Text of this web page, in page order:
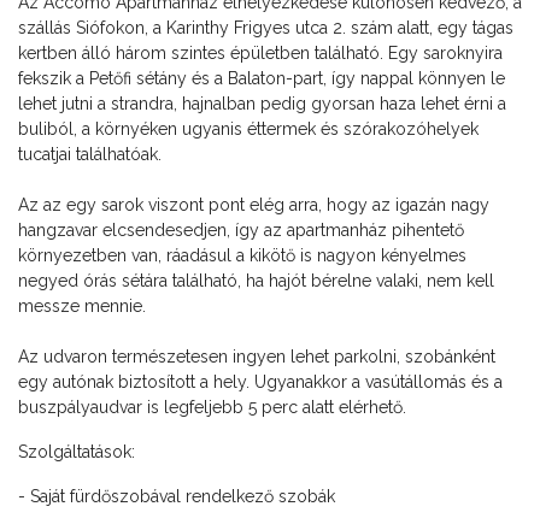
szállás Siófokon, a Karinthy Frigyes utca 2. szám alatt, egy tágas
kertben álló három szintes épületben található. Egy saroknyira
fekszik a Petőfi sétány és a Balaton-part, így nappal könnyen le
lehet jutni a strandra, hajnalban pedig gyorsan haza lehet érni a
buliból, a környéken ugyanis éttermek és szórakozóhelyek
tucatjai találhatóak.
Az az egy sarok viszont pont elég arra, hogy az igazán nagy
hangzavar elcsendesedjen, így az apartmanház pihentető
környezetben van, ráadásul a kikötő is nagyon kényelmes
negyed órás sétára található, ha hajót bérelne valaki, nem kell
messze mennie.
Az udvaron természetesen ingyen lehet parkolni, szobánként
egy autónak biztosított a hely. Ugyanakkor a vasútállomás és a
buszpályaudvar is legfeljebb 5 perc alatt elérhető.
Szolgáltatások:
- Saját fürdőszobával rendelkező szobák